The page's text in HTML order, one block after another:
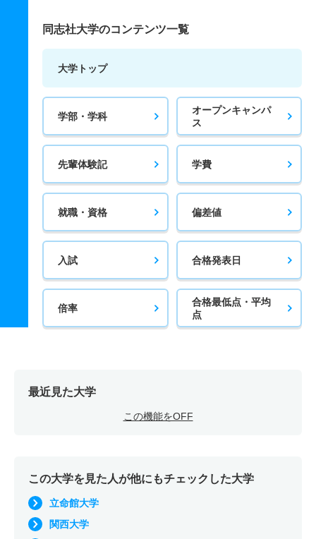
同志社大学のコンテンツ一覧
大学トップ
学部・学科
オープンキャンパ
ス
先輩体験記 学費
就職・資格 偏差値
入試 合格発表日
倍率
合格最低点・平均
点
最近見た大学
この機能をOFF
この大学を見た人が他にもチェックした大学
立命館大学
関西大学